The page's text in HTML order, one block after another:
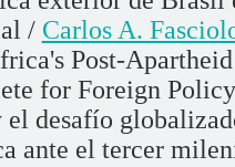
/ Carlos A.
Post-
for Foreign
el desafío
ante el tercer